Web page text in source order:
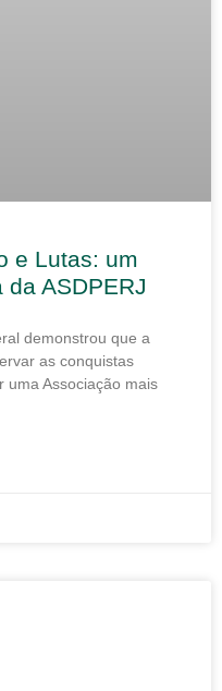
e Lutas: um
ASDPERJ
demonstrou que a
as conquistas
uma Associação mais